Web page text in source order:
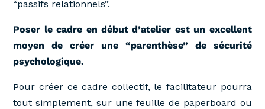
“passifs relationnels”.
Poser le cadre en début d’atelier est un excellent
moyen de créer une “parenthèse” de sécurité
psychologique.
Pour créer ce cadre collectif, le facilitateur pourra
tout simplement, sur une feuille de paperboard ou